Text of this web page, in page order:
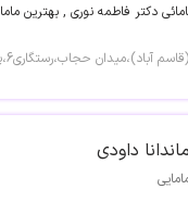
دکتر فاطمه نوری , بهترین ماما
حجاب،رستگاری6،پلاک3
داودی